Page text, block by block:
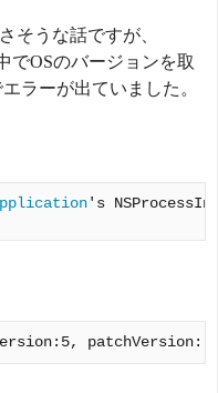
そうな話ですが、
でOSのバージョンを取
ラーが出ていました。
's
patchVersion: